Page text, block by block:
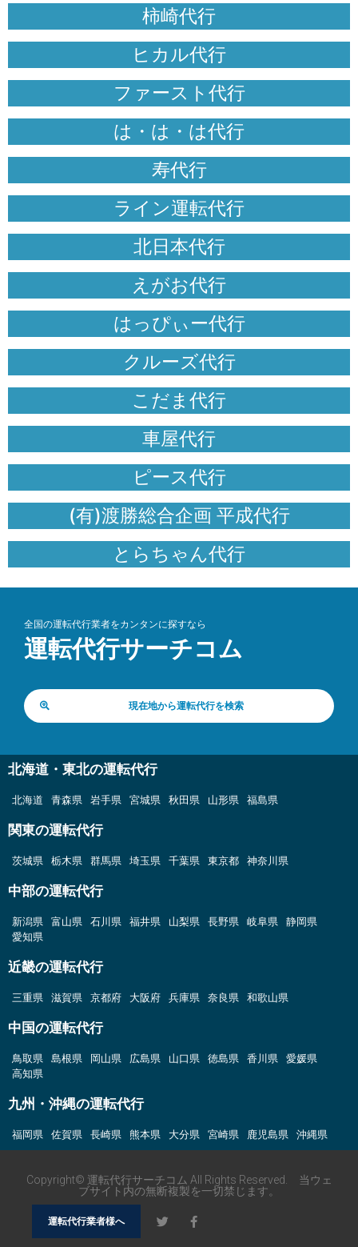
柿崎代行
ヒカル代行
ファースト代行
は・は・は代行
寿代行
ライン運転代行
北日本代行
えがお代行
はっぴぃー代行
クルーズ代行
こだま代行
車屋代行
ピース代行
(有)渡勝総合企画 平成代行
とらちゃん代行
全国の運転代行業者をカンタンに探すなら
運転代行サーチコム
現在地から運転代行を検索
北海道・東北の運転代行
北海道 青森県 岩手県 宮城県 秋田県 山形県 福島県
関東の運転代行
茨城県 栃木県 群馬県 埼玉県 千葉県 東京都 神奈川県
中部の運転代行
新潟県 富山県 石川県 福井県 山梨県 長野県 岐阜県
静岡県
愛知県
近畿の運転代行
三重県 滋賀県 京都府 大阪府 兵庫県 奈良県 和歌山県
中国の運転代行
鳥取県 島根県 岡山県 広島県 山口県 徳島県 香川県
愛媛県
高知県
九州・沖縄の運転代行
福岡県 佐賀県 長崎県 熊本県 大分県 宮崎県 鹿児島県 沖縄県
Copyright© 運転代行サーチコム All Rights Reserved. 当ウェ
ブサイト内の無断複製を一切禁じます。
運転代行業者様へ